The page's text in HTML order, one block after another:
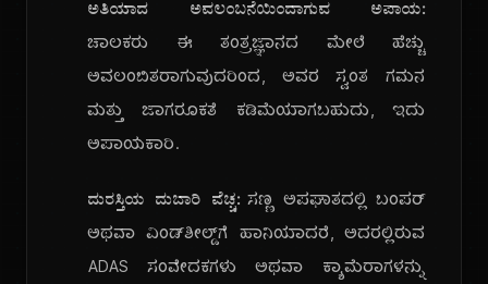
ಅತಿಯಾದ ಅವಲಂಬನೆಯಿಂದಾಗುವ ಅಪಾಯ:
ಚಾಲಕರು ಈ ತಂತ್ರಜ್ಞಾನದ ಮೇಲೆ ಹೆಚ್ಚು
ಅವಲಂಬಿತರಾಗುವುದರಿಂದ, ಅವರ ಸ್ವಂತ ಗಮನ
ಮತ್ತು ಜಾಗರೂಕತೆ ಕಡಿಮೆಯಾಗಬಹುದು, ಇದು
ಅಪಾಯಕಾರಿ.
ದುರಸ್ತಿಯ ದುಬಾರಿ ವೆಚ್ಚ: ಸಣ್ಣ ಅಪಘಾತದಲ್ಲಿ ಬಂಪರ್
ಅಥವಾ ವಿಂಡ್‌ಶೀಲ್ಡ್‌ಗೆ ಹಾನಿಯಾದರೆ, ಅದರಲ್ಲಿರುವ
ADAS ಸಂವೇದಕಗಳು ಅಥವಾ ಕ್ಯಾಮೆರಾಗಳನ್ನು